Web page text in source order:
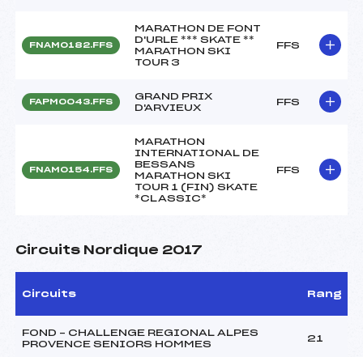
FNAM0182.FFS
MARATHON DE FONT
D'URLE *** SKATE **
MARATHON SKI
TOUR 3
FFS
FAPM0043.FFS
GRAND PRIX
D'ARVIEUX
FFS
FNAM0154.FFS
MARATHON
INTERNATIONAL DE
BESSANS
MARATHON SKI
TOUR 1 (FIN) SKATE
*CLASSIC*
FFS
Circuits Nordique 2017
Circuits Rang
FOND – CHALLENGE REGIONAL ALPES
PROVENCE SENIORS HOMMES
21